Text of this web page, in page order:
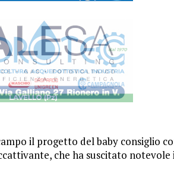
il progetto del baby consiglio
che ha suscitato notevole